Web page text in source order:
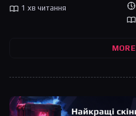
1 хв читання
MORE